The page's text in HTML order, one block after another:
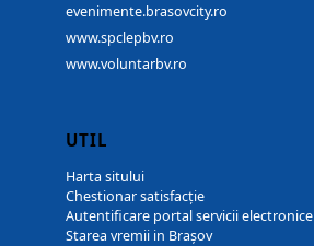
evenimente.brasovcity.ro
www.spclepbv.ro
www.voluntarbv.ro
UTIL
Harta sitului
Chestionar satisfacție
Autentificare portal servicii electronice
Starea vremii in Brașov